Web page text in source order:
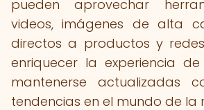
pueden aprovechar
videos, imágenes de alta
directos a productos y
enriquecer la experiencia
mantenerse actualizadas
tendencias en el mundo de la